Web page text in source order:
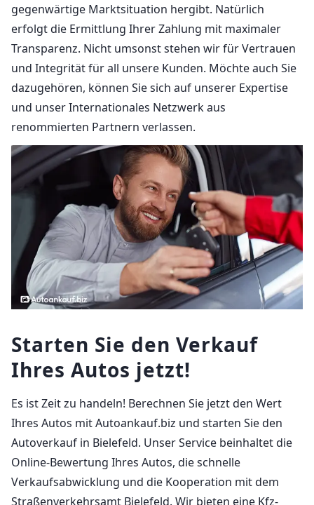
gegenwärtige Marktsituation hergibt. Natürlich
erfolgt die Ermittlung Ihrer Zahlung mit maximaler
Transparenz. Nicht umsonst stehen wir für Vertrauen
und Integrität für all unsere Kunden. Möchte auch Sie
dazugehören, können Sie sich auf unserer Expertise
und unser Internationales Netzwerk aus
renommierten Partnern verlassen.
Starten Sie den Verkauf
Ihres Autos jetzt!
Es ist Zeit zu handeln! Berechnen Sie jetzt den Wert
Ihres Autos mit Autoankauf.biz und starten Sie den
Autoverkauf in Bielefeld. Unser Service beinhaltet die
Online-Bewertung Ihres Autos, die schnelle
Verkaufsabwicklung und die Kooperation mit dem
Straßenverkehrsamt Bielefeld. Wir bieten eine Kfz-